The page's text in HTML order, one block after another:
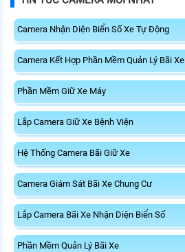
Camera Nhận Diện Biển Số Xe Tự Động
Camera Kết Hợp Phần Mềm Quản Lý Bãi Xe
Phần Mềm Giữ Xe Máy
Lắp Camera Giữ Xe Bệnh Viện
Hệ Thống Camera Bãi Giữ Xe
Camera Giám Sát Bãi Xe Chung Cư
Lắp Camera Bãi Xe Nhận Diện Biển Số
Phần Mềm Quản Lý Bãi Xe